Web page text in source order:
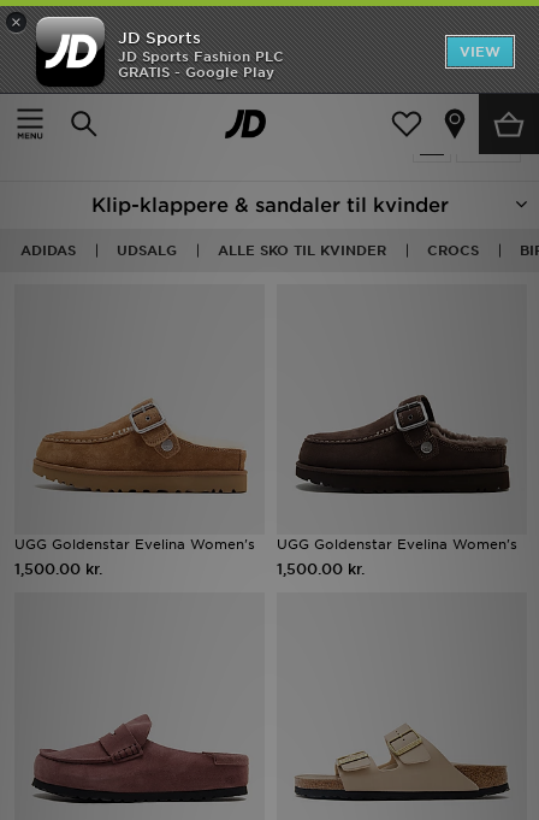
×
JD Sports
JD Sports Fashion PLC
GRATIS - Google Play
VIEW
Hjem
Damer Damesko Klip-Klappere & Sandaler
100 Produkter fundet
Klip-klappere & sandaler til kvinder
ADIDAS UDSALG ALLE SKO TIL KVINDER CROCS
UGG Goldenstar Evelina Women's
1,500.00 kr.
UGG Goldenstar Evelina Women's
1,500.00 kr.
Hjem
Udsalg
Damer
Brands
Fodbold
Sport
Hjælp & information